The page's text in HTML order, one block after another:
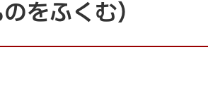
をふくむ）